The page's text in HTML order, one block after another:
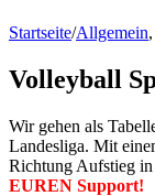
Startseite/Allgemein,
Volleyball
Wir gehen als
Landesliga. Mit
Richtung Aufstieg
EUREN Support!